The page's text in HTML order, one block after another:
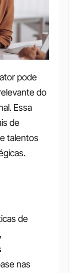
pode
do
Essa
de
talentos
de
nas